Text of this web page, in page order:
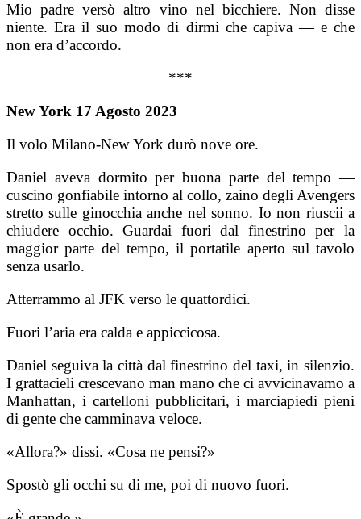
Mio padre versò altro vino nel bicchiere. Non disse
niente. Era il suo modo di dirmi che capiva — e che
non era d’accordo.
***
New York 17 Agosto 2023
Il volo Milano-New York durò nove ore.
Daniel aveva dormito per buona parte del tempo —
cuscino gonfiabile intorno al collo, zaino degli Avengers
stretto sulle ginocchia anche nel sonno. Io non riuscii a
chiudere occhio. Guardai fuori dal finestrino per la
maggior parte del tempo, il portatile aperto sul tavolo
senza usarlo.
Atterrammo al JFK verso le quattordici.
Fuori l’aria era calda e appiccicosa.
Daniel seguiva la città dal finestrino del taxi, in silenzio.
I grattacieli crescevano man mano che ci avvicinavamo a
Manhattan, i cartelloni pubblicitari, i marciapiedi pieni
di gente che camminava veloce.
«Allora?» dissi. «Cosa ne pensi?»
Spostò gli occhi su di me, poi di nuovo fuori.